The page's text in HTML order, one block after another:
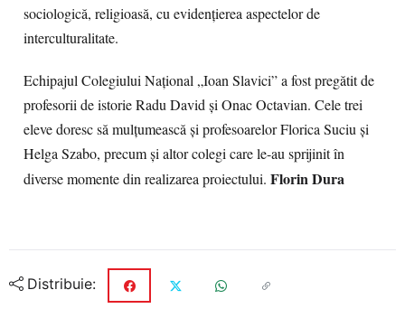
sociologică, religioasă, cu evidenţierea aspectelor de
interculturalitate.
Echipajul Colegiului Național „Ioan Slavici” a fost pregătit de
profesorii de istorie Radu David și Onac Octavian. Cele trei
eleve doresc să mulțumească și profesoarelor Florica Suciu și
Helga Szabo, precum și altor colegi care le-au sprijinit în
diverse momente din realizarea proiectului. Florin Dura
Distribuie: